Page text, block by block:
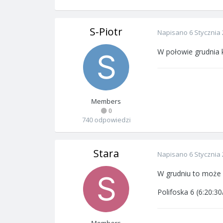
S-Piotr
Members
0
740 odpowiedzi
Napisano 6 Stycznia
W połowie
Stara Napisano 6 Stycznia
W grudniu to może
Polifoska 6